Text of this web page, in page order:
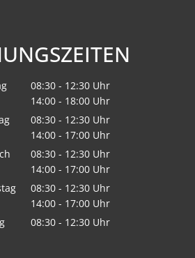
08:30 - 12:30 Uhr
Von 08:30 bis 12:30 Uhr
14:00 - 18:00 Uhr
Von 14:00 bis 18:00 Uhr
08:30 - 12:30 Uhr
Von 08:30 bis 12:30 Uhr
14:00 - 17:00 Uhr
Von 14:00 bis 17:00 Uhr
08:30 - 12:30 Uhr
Von 08:30 bis 12:30 Uhr
14:00 - 17:00 Uhr
Von 14:00 bis 17:00 Uhr
08:30 - 12:30 Uhr
Von 08:30 bis 12:30 Uhr
14:00 - 17:00 Uhr
Von 14:00 bis 17:00 Uhr
08:30 - 12:30 Uhr